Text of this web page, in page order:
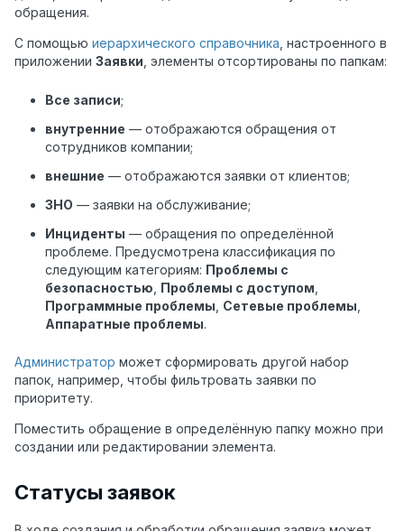
обращения.
С помощью иерархического справочника , настроенного в
приложении Заявки , элементы отсортированы по папкам:
Все записи;
внутренние — отображаются обращения от
сотрудников компании;
внешние — отображаются заявки от клиентов;
ЗНО — заявки на обслуживание;
Инциденты — обращения по определённой
проблеме. Предусмотрена классификация по
следующим категориям: Проблемы с
безопасностью Проблемы с доступом
Программные проблемы Сетевые проблемы
Аппаратные проблемы.
Администратор может сформировать другой набор
папок, например, чтобы фильтровать заявки по
приоритету.
Поместить обращение в определённую папку можно при
создании или редактировании элемента.
Статусы заявок